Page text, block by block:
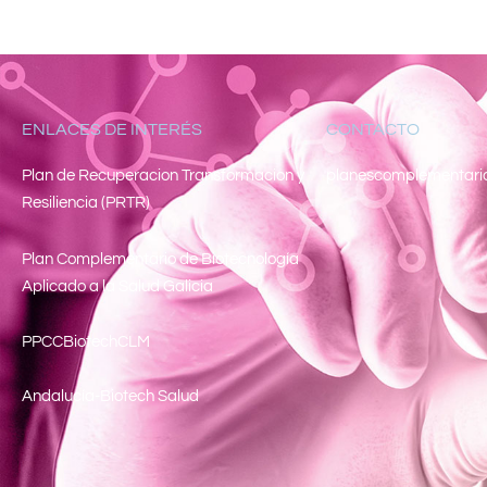
ENLACES DE INTERÉS
Pl an de Recuperacion Transformacion y
Resiliencia (PRTR)
Plan Complementario de Biotecnología
Aplicado a la Salud Galicia
PPCCBiotechCLM
Andalucía-Biotech Salud
CONTACTO